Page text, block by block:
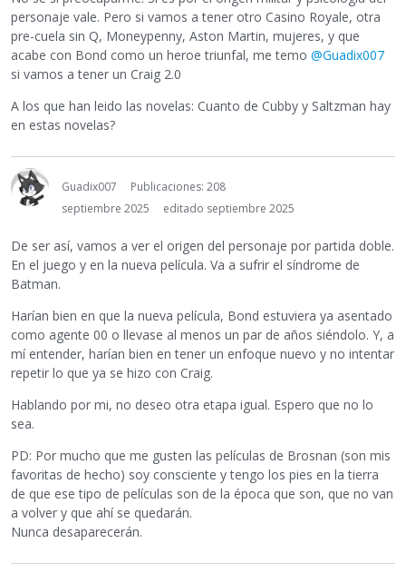
personaje vale. Pero si vamos a tener otro Casino Royale, otra
pre-cuela sin Q, Moneypenny, Aston Martin, mujeres, y que
acabe con Bond como un heroe triunfal, me temo @Guadix007
si vamos a tener un Craig 2.0
A los que han leido las novelas: Cuanto de Cubby y Saltzman hay
en estas novelas?
Guadix007
Publicaciones: 208
septiembre 2025
editado septiembre 2025
De ser así, vamos a ver el origen del personaje por partida doble.
En el juego y en la nueva película. Va a sufrir el síndrome de
Batman.
Harían bien en que la nueva película, Bond estuviera ya asentado
como agente 00 o llevase al menos un par de años siéndolo. Y, a
mí entender, harían bien en tener un enfoque nuevo y no intentar
repetir lo que ya se hizo con Craig.
Hablando por mi, no deseo otra etapa igual. Espero que no lo
sea.
PD: Por mucho que me gusten las películas de Brosnan (son mis
favoritas de hecho) soy consciente y tengo los pies en la tierra
de que ese tipo de películas son de la época que son, que no van
a volver y que ahí se quedarán.
Nunca desaparecerán.